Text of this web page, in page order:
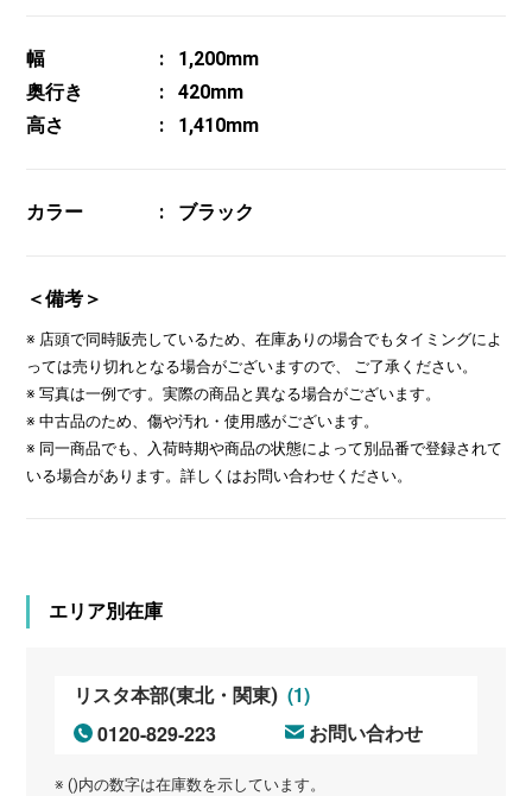
幅
1,200mm
奥行き
420mm
高さ
1,410mm
カラー ブラック
＜備考＞
※ 店頭で同時販売しているため、在庫ありの場合でもタイミングによ
っては売り切れとなる場合がございますので、 ご了承ください。
※ 写真は一例です。実際の商品と異なる場合がございます。
※ 中古品のため、傷や汚れ・使用感がございます。
※ 同一商品でも、入荷時期や商品の状態によって別品番で登録されて
いる場合があります。詳しくはお問い合わせください。
エリア別在庫
リスタ本部(東北・関東) (1)
0120-829-223
お問い合わせ
※ ()内の数字は在庫数を示しています。